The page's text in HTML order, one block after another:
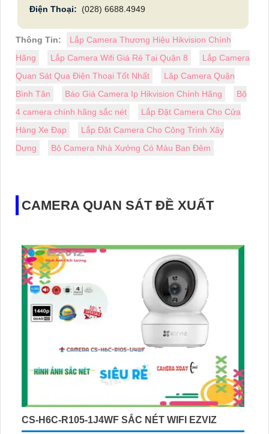
Điện Thoại:
(028) 6688.4949
Thông Tin:
Lắp Camera Thương Hiệu Hikvision Chính
Hãng
Lắp Camera Wifi Giá Rẻ Tại Quận 8
Lắp Camera
Quan Sát Qua Điện Thoại Tốt Nhất
Lăp Camera Quận
Bình Tân
Báo Giá Camera Ip Hikvision Chính Hãng
Bộ
4 camera chính hãng sắc nét
Lắp Đặt Camera Cho Cửa
Hàng Xe Đạp
Lắp Đặt Camera Cho Công Trình Xây
Dựng
Bộ Camera Nhà Xưởng Có Màu Ban Đêm
CAMERA QUAN SÁT ĐỀ XUẤT
CS-H6C-R105-1J4WF SẮC NÉT WIFI EZVIZ